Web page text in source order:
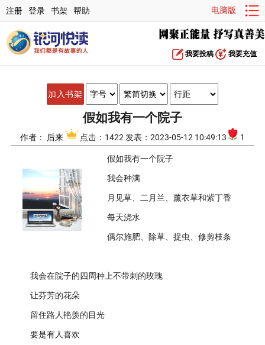
注册 登录 书架 帮助 电脑版
我要投稿 我要充值
加入书架
假如我有一个院子
作者： 后来 点击：1422 发表：2023-05-12 10:49:13 1
假如我有一个院子
我会种满
月见草、二月兰、薰衣草和紫丁香
每天浇水
偶尔施肥、除草、捉虫、修剪枝条
我会在院子的四周种上不带刺的玫瑰
让芬芳的花朵
留住路人艳羡的目光
要是有人喜欢